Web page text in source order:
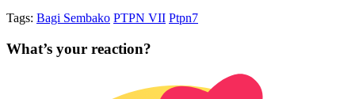
Tags: Bagi Sembako PTPN VII Ptpn7
What’s your reaction?